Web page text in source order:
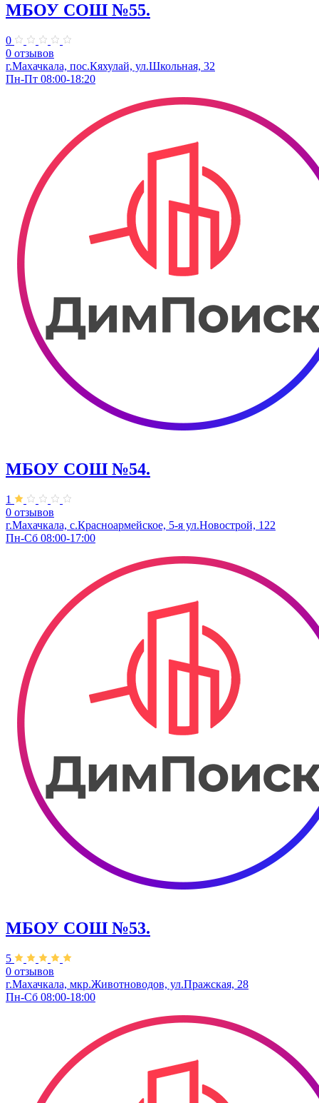
МБОУ СОШ №55.
0
0 отзывов
г.Махачкала, пос.Кяхулай, ул.Школьная, 32
Пн-Пт 08:00-18:20
МБОУ СОШ №54.
1
0 отзывов
г.Махачкала, с.Красноармейское, 5-я ул.Новострой, 122
Пн-Сб 08:00-17:00
МБОУ СОШ №53.
5
0 отзывов
г.Махачкала, мкр.Животноводов, ул.Пражская, 28
Пн-Сб 08:00-18:00